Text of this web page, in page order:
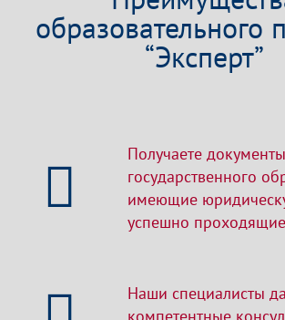
образовательного
“Эксперт”
Получаете документы
государственного
имеющие
успешно
Наши специалисты
компетентные